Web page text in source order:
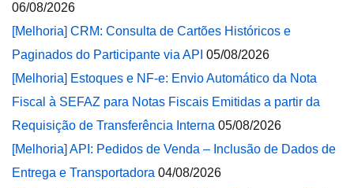
06/08/2026
[Melhoria] CRM: Consulta de Cartões Históricos e
Paginados do Participante via API 05/08/2026
[Melhoria] Estoques e NF-e: Envio Automático da Nota
Fiscal à SEFAZ para Notas Fiscais Emitidas a partir da
Requisição de Transferência Interna 05/08/2026
[Melhoria] API: Pedidos de Venda – Inclusão de Dados de
Entrega e Transportadora 04/08/2026